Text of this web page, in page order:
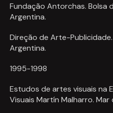
Fundação Antorchas. Bolsa
Argentina.
Direção de Arte-Publicidade.
Argentina.
1995-1998
Estudos de artes visuais na
Visuais Martín Malharro. Mar